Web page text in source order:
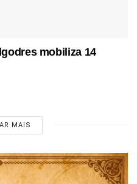
mobiliza 14
MAIS